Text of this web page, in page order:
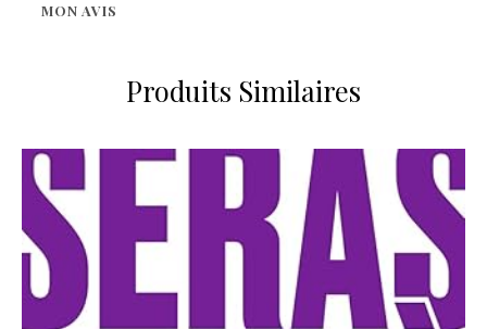
MON AVIS
Produits Similaires